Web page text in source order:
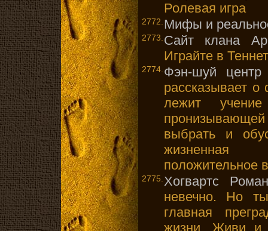
Ролевая игра
2772. Мифы и
2773. Сайт клана
Играйте в
2774. Фэн-шуй
рассказывает
лежит
выбрать и
жизненная
положительное
2775. Хогвартс
невечно. Но
главная
жизни. Живи